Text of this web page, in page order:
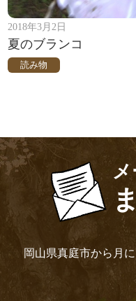
2018年3月2日
夏のブランコ
読み物
岡山県真庭市から月